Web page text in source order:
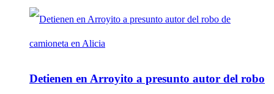
Detienen en Arroyito a presunto autor del robo